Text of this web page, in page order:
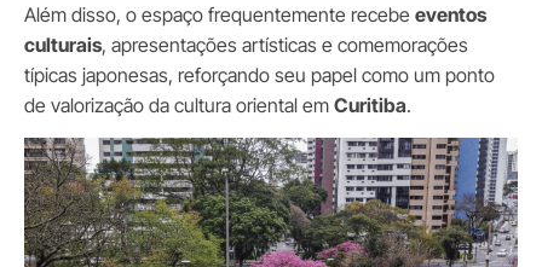
Além disso, o espaço frequentemente recebe eventos
culturais, apresentações artísticas e comemorações
típicas japonesas, reforçando seu papel como um ponto
de valorização da cultura oriental em Curitiba.